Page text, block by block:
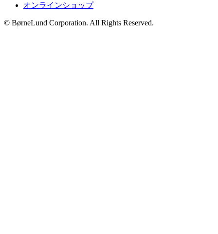
オンラインショップ
© BørneLund Corporation. All Rights Reserved.